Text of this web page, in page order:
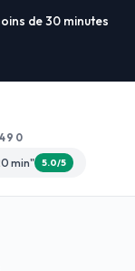
de 30 minutes
4.8/5